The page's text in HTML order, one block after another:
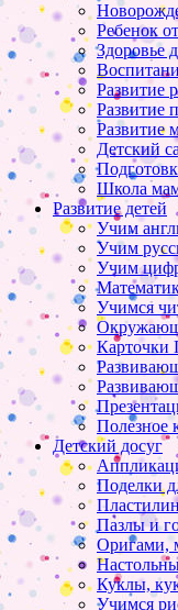
Ребенок
Здоровье
Развитие
Развитие
Развитие
Детский
Школа
Развитие детей
Учим
Учим
Учим
Учимся
Карточки
Полезное
Детский досуг
Поделки
Пазлы и
Оригами,
Куклы,
Учимся